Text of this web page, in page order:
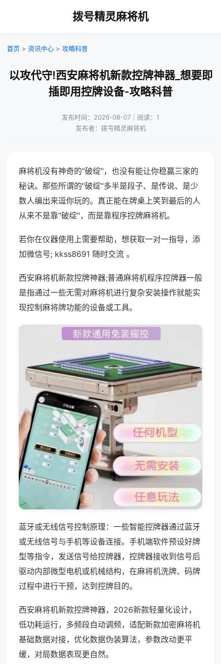
拨号精灵麻将机
首页 > 资讯中心 > 攻略科普
以攻代守!西安麻将机新款控牌神器_想要即
插即用控牌设备-攻略科普
发布时间：2026-08-07｜阅读：1
发布者：拨号精灵麻将机
麻将机没有神奇的"破绽"，也没有能让你稳赢三家的
秘诀。那些所谓的"破绽"多半是段子、是传说、是少
数人编出来逗你玩的。真正能在牌桌上笑到最后的人
从来不是靠"破绽"，而是靠程序控牌麻将机。
若你在仪器使用上需要帮助，想获取一对一指导，添
加微信号; kkss8691 随时交流 。
西安麻将机新款控牌神器;普通麻将机程序控牌器一般
是指通过一些无需对麻将机进行复杂安装操作就能实
现控制麻将牌功能的设备或工具。
蓝牙或无线信号控制原理：一些智能控牌器通过蓝牙
或无线信号与手机等设备连接。手机端软件预设好牌
型等指令，发送信号给控牌器，控牌器接收到信号后
驱动内部微型电机或机械结构，在麻将机洗牌、码牌
过程中进行干预，达到控牌目的。
西安麻将机新款控牌神器，2026新款轻量化设计，
低功耗运行，多频段自动调频，适配新款加密麻将机
基础数据对接，优化数据伪装算法，参数改动更平
缓，对局数据表现更自然。